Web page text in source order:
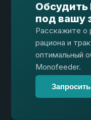
Обсудить
под вашу
Расскажите о
рациона и
оптимальный
Monofeeder.